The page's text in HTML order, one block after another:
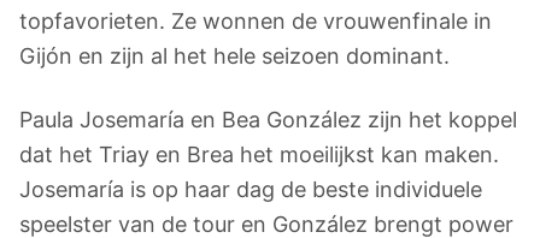
topfavorieten. Ze wonnen de vrouwenfinale in
Gijón en zijn al het hele seizoen dominant.
Paula Josemaría en Bea González zijn het koppel
dat het Triay en Brea het moeilijkst kan maken.
Josemaría is op haar dag de beste individuele
speelster van de tour en González brengt power